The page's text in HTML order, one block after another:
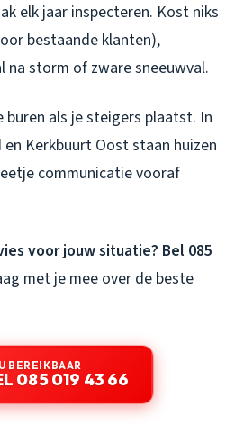
elk jaar inspecteren. Kost niks
bestaande klanten),
na storm of zware sneeuwval.
buren als je steigers plaatst. In
Kerkbuurt Oost staan huizen
communicatie vooraf
voor jouw situatie? Bel 085
met je mee over de beste
BEREIKBAAR
085 019 43 66